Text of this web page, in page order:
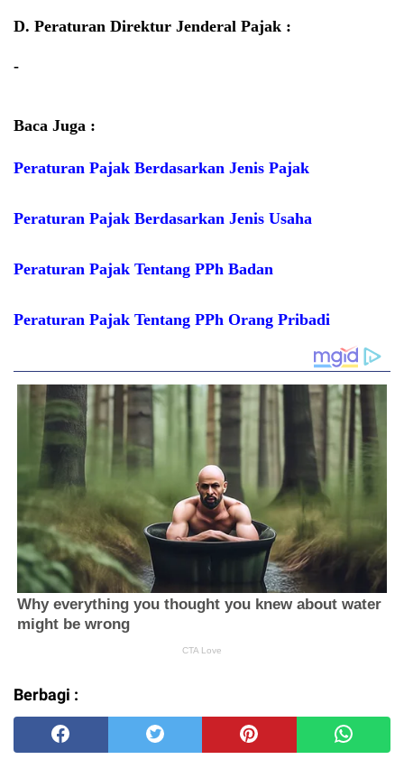
D. Peraturan Direktur Jenderal Pajak :
-
Baca Juga :
Peraturan Pajak Berdasarkan Jenis Pajak
Peraturan Pajak Berdasarkan Jenis Usaha
Peraturan Pajak Tentang PPh Badan
Peraturan Pajak Tentang PPh Orang Pribadi
Berbagi :